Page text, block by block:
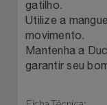
Relógios
Saúde E Bem-Estar
Stanley Pmi
The Bar
gatilho.
Utilize a
movimento.
Mantenha a
garantir seu